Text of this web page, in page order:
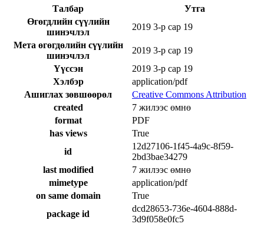
Талбар
Утга
Өгөгдлийн сүүлийн
шинэчлэл
2019 3-р сар 19
Мета өгөгдөлийн сүүлийн
шинэчлэл
2019 3-р сар 19
Үүссэн
2019 3-р сар 19
Хэлбэр
application/pdf
Ашиглах зөвшөөрөл
Creative Commons Attribution
created
7 жилээс өмнө
format
PDF
has views
True
id
12d27106-1f45-4a9c-8f59-
2bd3bae34279
last modified
7 жилээс өмнө
mimetype
application/pdf
on same domain
True
package id
dcd28653-736e-4604-888d-
3d9f058e0fc5